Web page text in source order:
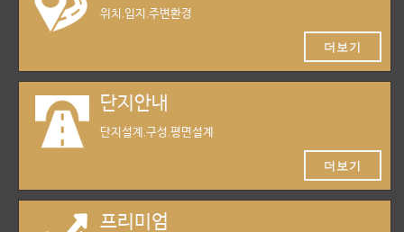
위치,입지,주변환경
더보기
단지안내
단지설계,구성,평면설계
더보기
프리미엄